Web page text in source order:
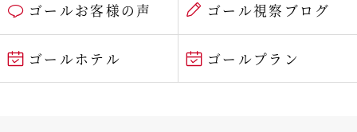
ゴールお客様の声 ゴール視察ブログ
ゴールホテル ゴールプラン